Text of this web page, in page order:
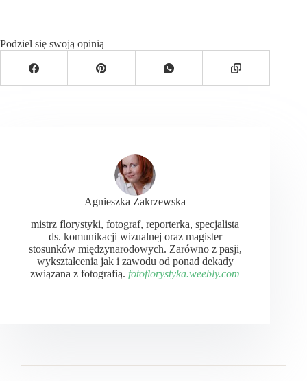
Podziel się swoją opinią
Agnieszka Zakrzewska
mistrz florystyki, fotograf, reporterka, specjalista
ds. komunikacji wizualnej oraz magister
stosunków międzynarodowych. Zarówno z pasji,
wykształcenia jak i zawodu od ponad dekady
związana z fotografią. fotoflorystyka.weebly.com